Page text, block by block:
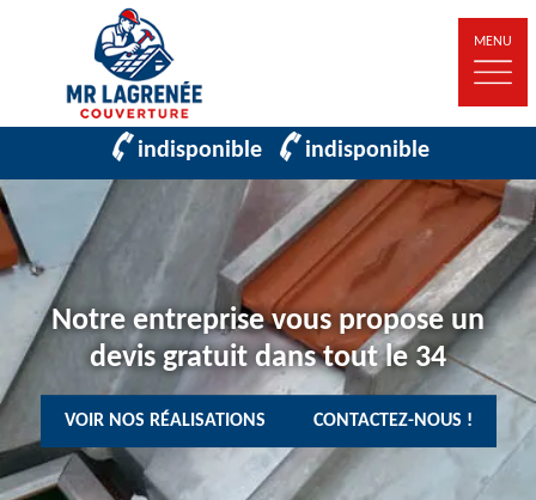
MENU
indisponible indisponible
Notre entreprise vous propose un
devis gratuit dans tout le 34
VOIR NOS RÉALISATIONS CONTACTEZ-NOUS !